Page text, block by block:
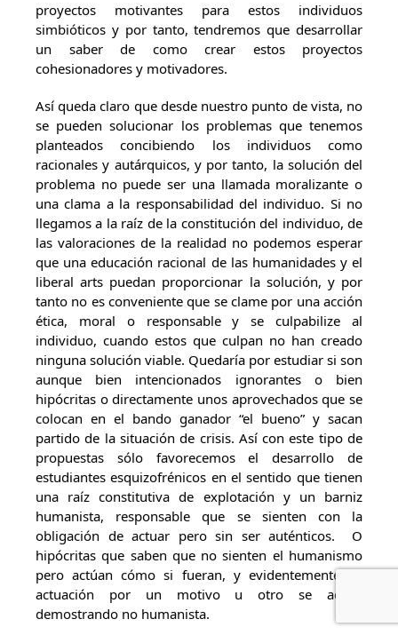
proyectos motivantes para estos individuos
simbióticos y por tanto, tendremos que desarrollar
un saber de como crear estos proyectos
cohesionadores y motivadores.
Así queda claro que desde nuestro punto de vista, no
se pueden solucionar los problemas que tenemos
planteados concibiendo los individuos como
racionales y autárquicos, y por tanto, la solución del
problema no puede ser una llamada moralizante o
una clama a la responsabilidad del individuo. Si no
llegamos a la raíz de la constitución del individuo, de
las valoraciones de la realidad no podemos esperar
que una educación racional de las humanidades y el
liberal arts puedan proporcionar la solución, y por
tanto no es conveniente que se clame por una acción
ética, moral o responsable y se culpabilize al
individuo, cuando estos que culpan no han creado
ninguna solución viable. Quedaría por estudiar si son
aunque bien intencionados ignorantes o bien
hipócritas o directamente unos aprovechados que se
colocan en el bando ganador “el bueno” y sacan
partido de la situación de crisis. Así con este tipo de
propuestas sólo favorecemos el desarrollo de
estudiantes esquizofrénicos en el sentido que tienen
una raíz constitutiva de explotación y un barniz
humanista, responsable que se sienten con la
obligación de actuar pero sin ser auténticos. O
hipócritas que saben que no sienten el humanismo
pero actúan cómo si fueran, y evidentemente su
actuación por un motivo u otro se acaba
demostrando no humanista.